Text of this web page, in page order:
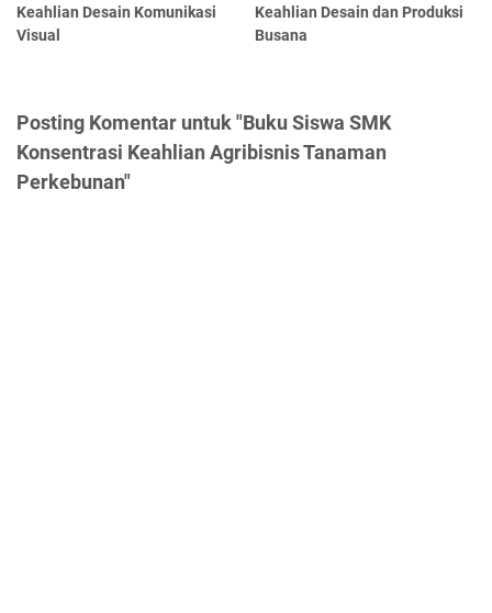
Keahlian Desain Komunikasi
Visual
Keahlian Desain dan Produksi
Busana
Posting Komentar untuk "Buku Siswa SMK
Konsentrasi Keahlian Agribisnis Tanaman
Perkebunan"